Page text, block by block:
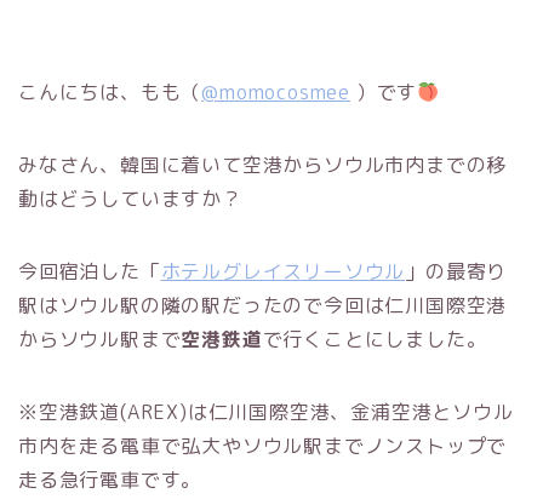
こんにちは、もも（@momocosmee ）です
みなさん、韓国に着いて空港からソウル市内までの移
動はどうしていますか？
今回宿泊した「ホテルグレイスリーソウル 」の最寄り
駅はソウル駅の隣の駅だったので今回は仁川国際空港
からソウル駅まで空港鉄道で行くことにしました。
※空港鉄道(AREX)は仁川国際空港、金浦空港とソウル
市内を走る電車で弘大やソウル駅までノンストップで
走る急行電車です。